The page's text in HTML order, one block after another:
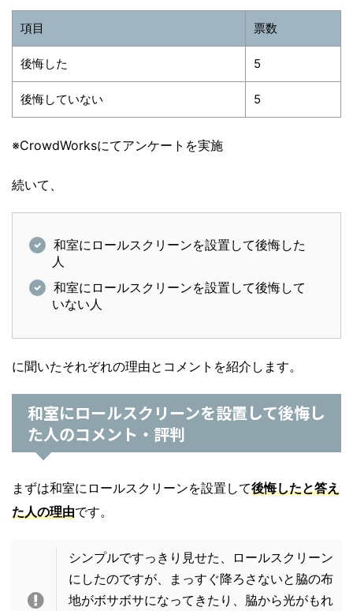
項目 票数
後悔した 5
後悔していない 5
※CrowdWorksにてアンケートを実施
続いて、
和室にロールスクリーンを設置して後悔した
人
和室にロールスクリーンを設置して後悔して
いない人
に聞いたそれぞれの理由とコメントを紹介します。
和室にロールスクリーンを設置して後悔し
た人のコメント・評判
まずは和室にロールスクリーンを設置して後悔したと答え
た人の理由です。
シンプルですっきり見せた、ロールスクリーン
にしたのですが、まっすぐ降ろさないと脇の布
地がボサボサになってきたり、脇から光がもれ